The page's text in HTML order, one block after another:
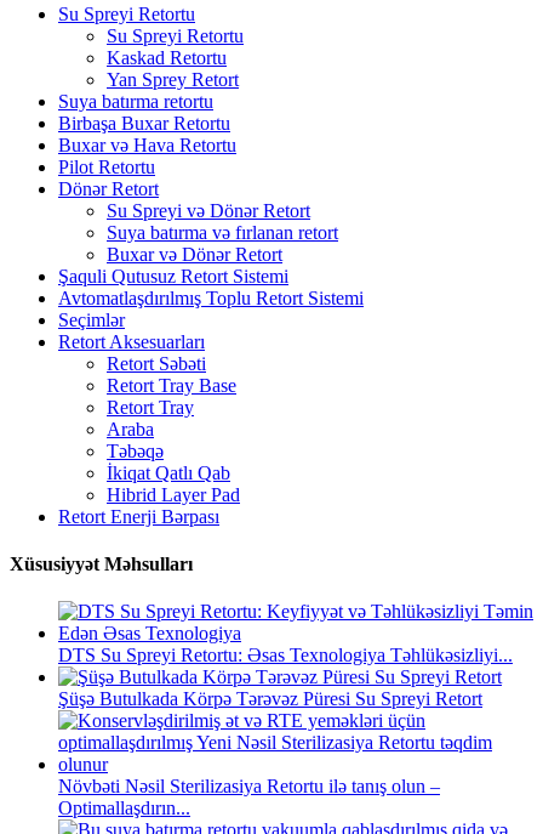
Su Spreyi Retortu
Su Spreyi Retortu
Kaskad Retortu
Yan Sprey Retort
Suya batırma retortu
Birbaşa Buxar Retortu
Buxar və Hava Retortu
Pilot Retortu
Dönər Retort
Su Spreyi və Dönər Retort
Suya batırma və fırlanan retort
Buxar və Dönər Retort
Şaquli Qutusuz Retort Sistemi
Avtomatlaşdırılmış Toplu Retort Sistemi
Seçimlər
Retort Aksesuarları
Retort Səbəti
Retort Tray Base
Retort Tray
Araba
Təbəqə
İkiqat Qatlı Qab
Hibrid Layer Pad
Retort Enerji Bərpası
Xüsusiyyət Məhsulları
DTS Su Spreyi Retortu: Əsas Texnologiya Təhlükəsizliyi...
Şüşə Butulkada Körpə Tərəvəz Püresi Su Spreyi Retort
Növbəti Nəsil Sterilizasiya Retortu ilə tanış olun –
Optimallaşdırın...